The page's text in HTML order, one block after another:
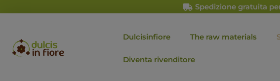
Spedizione gratuita
Dulcisinfiore The raw materials
Diventa rivenditore